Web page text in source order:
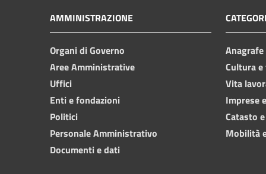
AMMINISTRAZIONE
Organi di Governo
Aree Amministrative
Uffici
Enti e fondazioni
Politici
Personale Amministrativo
Documenti e dati
Cultura
Vita
Imprese
Catasto
Mobilità